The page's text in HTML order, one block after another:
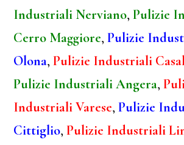
Industriali Nerviano,Pulizie
Cerro Maggiore,Pulizie
Olona,Pulizie Industriali
Pulizie Industriali Angera,
Industriali Varese,Pulizie
Cittiglio,Pulizie Industriali